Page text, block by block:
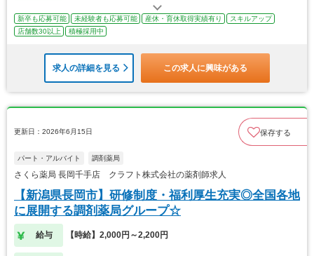
新卒も応募可能 未経験者も応募可能 産休・育休取得実績有り
スキルアップ
店舗数30以上
積極採用中
求人の詳細を見る この求人に興味がある
更新日：2026年6月15日 保存する
パート・アルバイト 調剤薬局
さくら薬局 長岡千手店 クラフト株式会社の薬剤師求人
【新潟県長岡市】研修制度・福利厚生充実◎全国各地
に展開する調剤薬局グループ☆
給与 【時給】2,000円～2,200円